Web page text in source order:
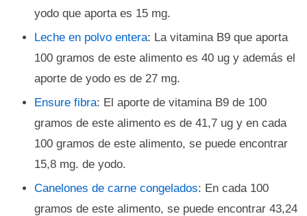
yodo que aporta es 15 mg.
Leche en polvo entera: La vitamina B9 que aporta
100 gramos de este alimento es 40 ug y además el
aporte de yodo es de 27 mg.
Ensure fibra: El aporte de vitamina B9 de 100
gramos de este alimento es de 41,7 ug y en cada
100 gramos de este alimento, se puede encontrar
15,8 mg. de yodo.
Canelones de carne congelados: En cada 100
gramos de este alimento, se puede encontrar 43,24